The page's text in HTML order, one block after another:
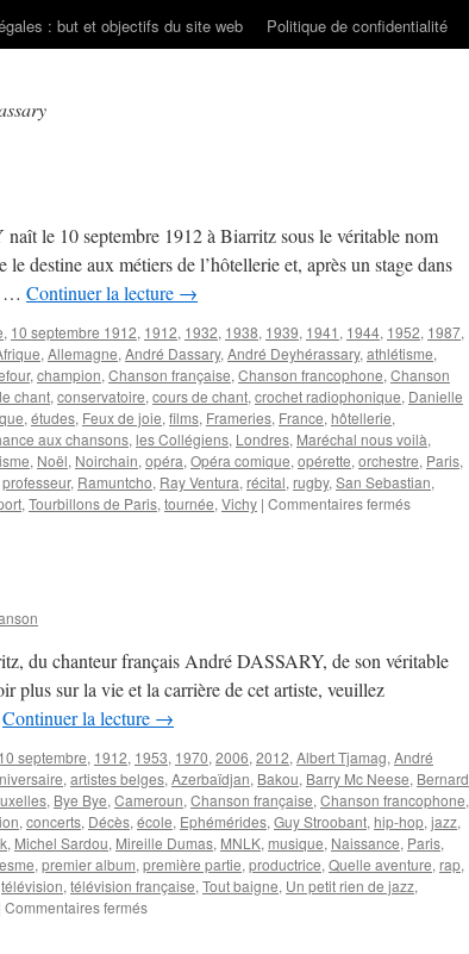
: but et objectifs du site web Politique de confidentialité
le 10 septembre 1912 à Biarritz sous le véritable nom
le destine aux métiers de l’hôtellerie et, après un stage dans
… Continuer la lecture →
, 10 septembre 1912, 1912, 1932, 1938, 1939, 1941 , 1944, 1952, 1987,
, Allemagne, André Dassary, André Deyhérassary, athlétisme,
, champion, Chanson française, Chanson francophone, Chanson
chant, conservatoire, cours de chant, crochet radiophonique, Danielle
, études, Feux de joie, films, Frameries, France, hôtellerie,
aux chansons, les Collégiens, Londres, Maréchal nous voilà,
, Noël, Noirchain, opéra, Opéra comique, opérette, orchestre, Paris,
professeur, Ramuntcho, Ray Ventura, récital, rugby, San Sebastian,
, Tourbillons de Paris, tournée, Vichy | Commentaires ferméssur
du chanteur français André DASSARY, de son véritable
plus sur la vie et la carrière de cet artiste, veuillez
Continuer la lecture →
10 septembre, 1912, 1953, 1970, 2006, 2012, Albert Tjamag, André
, artistes belges, Azerbaïdjan, Bakou, Barry Mc Neese, Bernard
, Bye Bye, Cameroun, Chanson française, Chanson francophone,
, concerts, Décès, école, Ephémérides, Guy Stroobant, hip-hop, jazz,
, Michel Sardou, Mireille Dumas, MNLK, musique, Naissance, Paris,
, premier album, première partie, productrice, Quelle aventure, rap,
télévision, télévision française, Tout baigne, Un petit rien de jazz,
Commentaires ferméssur